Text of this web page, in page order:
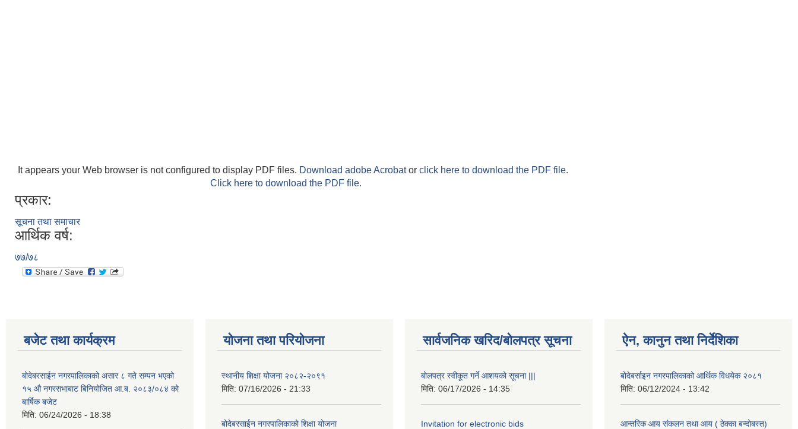
It appears your Web browser is not configured to display PDF files. Download adobe Acrobator click here to download the PDF file.
Click here to download the PDF file.
प्रकार:
सूचना तथा समाचार
आर्थिक वर्ष:
७७/७८
बजेट तथा कार्यक्रम
बोदेबरसाईन नगरपालिकाको असार ८ गते सम्पन भएको
१५ ‍‍‍औ नगरसभाबाट बिनियोजित आ.ब. २०८३/०८४ को
बार्षिक बजेट
मिति: 06/24/2026 - 18:38
योजना तथा परियोजना
स्थानीय शिक्षा योजना २०८२-२०९१
मिति: 07/16/2026 - 21:33
बोदेबरसाईन नगरपालिकाको शिक्षा योजना
सार्वजनिक खरिद/बोलपत्र सूचना
बोलपत्र स्वीकूत गर्ने आशयको सूचना |||
मिति: 06/17/2026 - 14:35
Invitation for electronic bids
ऐन, कानुन तथा निर्देशिका
बोदेबर्साइन नगरपालिकाको आर्थिक विधयेक २०८१
मिति: 06/12/2024 - 13:42
आन्तरिक आय संकलन तथा आय ( ठेक्का बन्दोबस्त)